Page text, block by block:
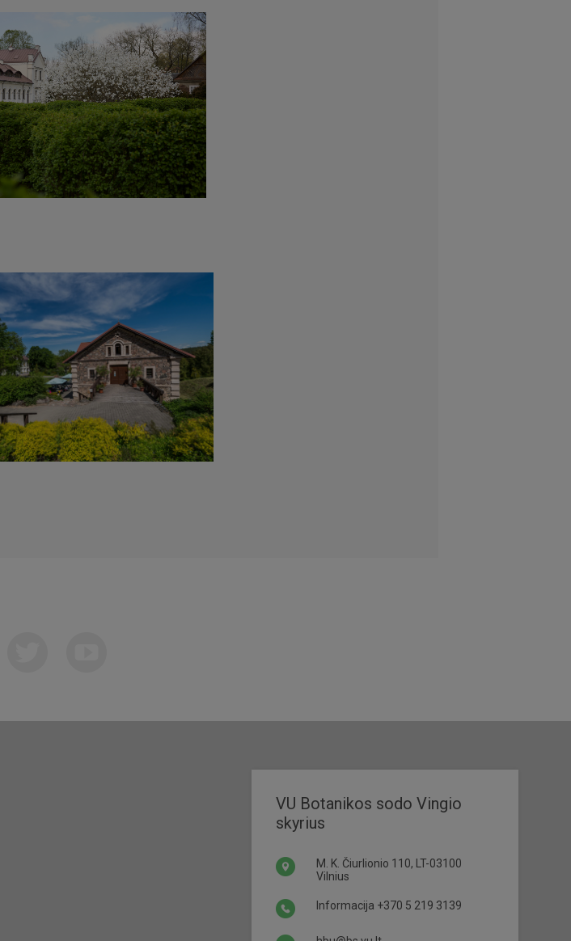
VU Botanikos sodo Vingio
skyrius
M. K. Čiurlionio 110, LT-03100
Vilnius
Informacija +370 5 219 3139